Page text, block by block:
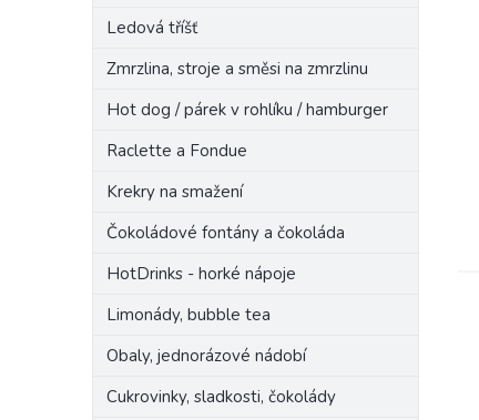
Ledová tříšť
Zmrzlina, stroje a směsi na zmrzlinu
Hot dog / párek v rohlíku / hamburger
Raclette a Fondue
Krekry na smažení
Čokoládové fontány a čokoláda
HotDrinks - horké nápoje
Limonády, bubble tea
Obaly, jednorázové nádobí
Cukrovinky, sladkosti, čokolády